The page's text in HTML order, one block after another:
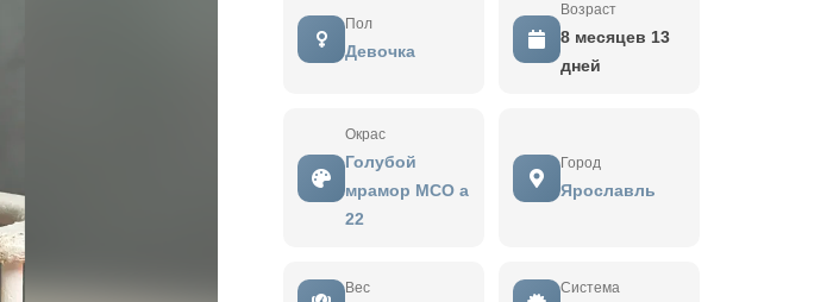
Пол
Девочка
Возраст
8 месяцев 13
дней
Окрас
Голубой
мрамор MCO a
22
Город
Ярославль
Вес Система